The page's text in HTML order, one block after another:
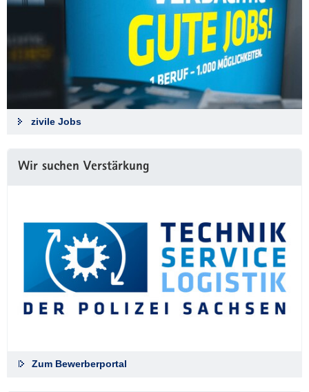
zivile Jobs
Wir suchen Verstärkung
Zum Bewerberportal